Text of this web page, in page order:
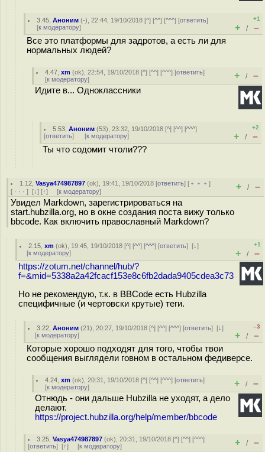
3.45 ,Аноним (-), 22:44, 19/10/2018 [^] [^^] [^^^] [ответить]
[к модератору]
+1
+ / –
Все это платформы для зaдрoтов, а есть ли для
нормальных людей?
4.47 ,xm (ok), 22:54, 19/10/2018 [^] [^^] [^^^] [ответить]
[к модератору] + / –
Идите в... Одноклассники
5.53 ,Аноним (53), 23:32, 19/10/2018 [^] [^^] [^^^]
[ответить] [к модератору]
+2
+ / –
Ты что содoмит чтоли???
1.12 ,Vasya474987897 (ok), 19:41, 19/10/2018 [ответить] [ ﹢﹢﹢]
[ · · · ] [↓] [↑] [к модератору] + / –
Увидел Markdown, зарегистрироваться на
start.hubzilla.org, но в окне создания поста вижу только
bbcode. Как включить православный Markdown?
2.15 ,xm (ok), 19:45, 19/10/2018 [^] [^^] [^^^] [ответить][↓]
[к модератору]
+1
+ / –
https://zotum.net/channel/hub/?
f=&mid=5338a2a42fcacf153e8c6fb2dada9405cdea3c73
Но не рекомендую, т.к. в BBCode есть Hubzilla
специфичные (и чертовски крутые) теги.
3.22 ,Аноним (21), 20:27, 19/10/2018 [^] [^^] [^^^] [ответить][↓]
[к модератору]
–3
+ / –
Которые хорошо подходят для того, чтобы твои
сообщения выглядели говном в остальном федиверсе.
4.24 ,xm (ok), 20:31, 19/10/2018 [^] [^^] [^^^] [ответить]
[к модератору] + / –
Отнюдь - они дальше Hubzilla не уходят, а дело
делают.
https://project.hubzilla.org/help/member/bbcode
3.25 ,Vasya474987897 (ok), 20:31, 19/10/2018 [^] [^^] [^^^]
[ответить] [↑] [к модератору] + / –